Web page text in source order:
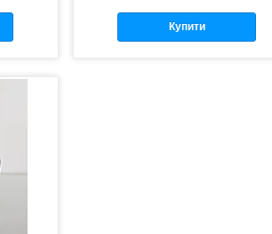
Купити